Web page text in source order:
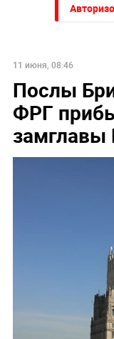
11 июня, 08:46
Послы
ФРГ